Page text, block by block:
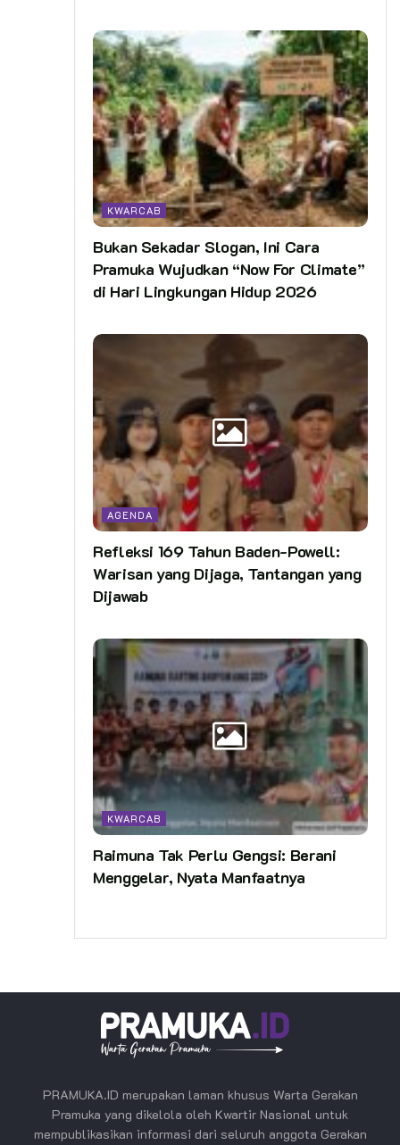
KWARCAB
Bukan Sekadar Slogan, Ini Cara
Pramuka Wujudkan “Now For Climate”
di Hari Lingkungan Hidup 2026
AGENDA
Refleksi 169 Tahun Baden-Powell:
Warisan yang Dijaga, Tantangan yang
Dijawab
KWARCAB
Raimuna Tak Perlu Gengsi: Berani
Menggelar, Nyata Manfaatnya
PRAMUKA.ID merupakan laman khusus Warta Gerakan
Pramuka yang dikelola oleh Kwartir Nasional untuk
mempublikasikan informasi dari seluruh anggota Gerakan